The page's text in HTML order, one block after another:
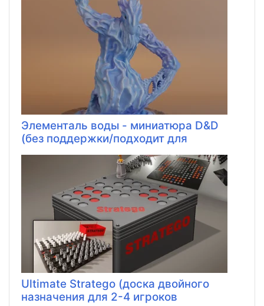
Элементаль воды - миниатюра D&D
(без поддержки/подходит для
Ultimate Stratego (доска двойного
назначения для 2-4 игроков